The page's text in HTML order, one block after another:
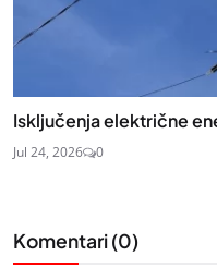
Isključenja električne
Jul 24, 2026 0
Komentari (0)